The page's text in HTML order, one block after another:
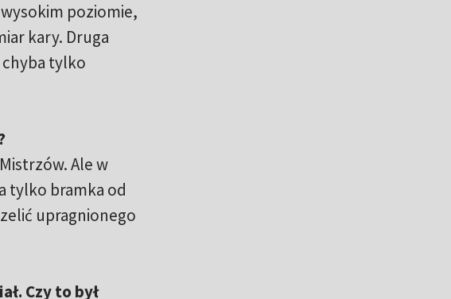
wysokim poziomie,
kary. Druga
chyba tylko
Ale w
tylko bramka od
upragnionego
Czy to był